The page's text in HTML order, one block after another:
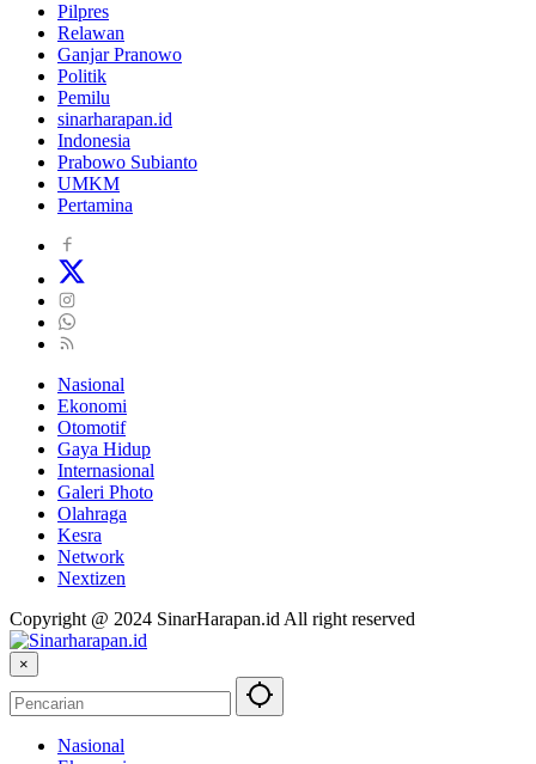
Pilpres
Relawan
Ganjar Pranowo
Politik
Pemilu
sinarharapan.id
Indonesia
Prabowo Subianto
UMKM
Pertamina
Nasional
Ekonomi
Otomotif
Gaya Hidup
Internasional
Galeri Photo
Olahraga
Kesra
Network
Nextizen
Copyright @ 2024 SinarHarapan.id All right reserved
×
Nasional